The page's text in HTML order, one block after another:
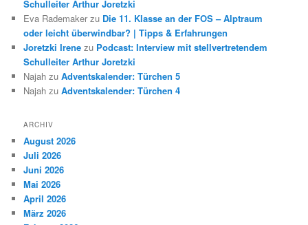
Schulleiter Arthur Joretzki
Eva Rademaker zu Die 11. Klasse an der FOS – Alptraum
oder leicht überwindbar? | Tipps & Erfahrungen
Joretzki Irene zu Podcast: Interview mit stellvertretendem
Schulleiter Arthur Joretzki
Najah zuAdventskalender: Türchen 5
Najah zuAdventskalender: Türchen 4
ARCHIV
August 2026
Juli 2026
Juni 2026
Mai 2026
April 2026
März 2026